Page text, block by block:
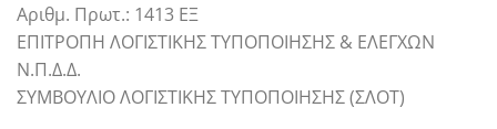
Αριθμ. Πρωτ.: 1413 ΕΞ
ΕΠΙΤΡΟΠΗ ΛΟΓΙΣΤΙΚΗΣ ΤΥΠΟΠΟΙΗΣΗΣ & ΕΛΕΓΧΩΝ
Ν.Π.Δ.Δ.
ΣΥΜΒΟΥΛΙΟ ΛΟΓΙΣΤΙΚΗΣ ΤΥΠΟΠΟΙΗΣΗΣ (ΣΛΟΤ)